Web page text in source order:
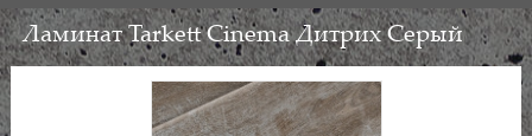
Ламинат Tarkett Cinema Дитрих Серый